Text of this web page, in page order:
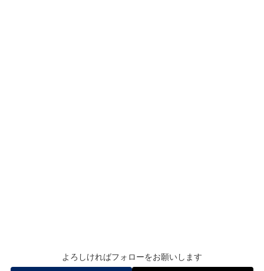
よろしければフォローをお願いします